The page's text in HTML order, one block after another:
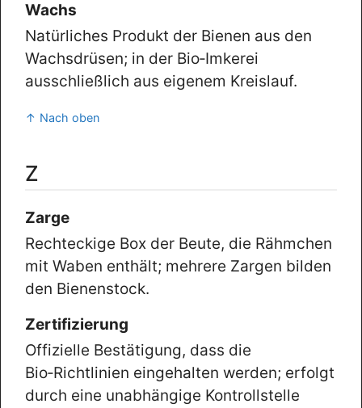
Wachs
Natürliches Produkt der Bienen aus den
Wachsdrüsen; in der Bio‑Imkerei
ausschließlich aus eigenem Kreislauf.
↑ Nach oben
Z
Zarge
Rechteckige Box der Beute, die Rähmchen
mit Waben enthält; mehrere Zargen bilden
den Bienenstock.
Zertifizierung
Offizielle Bestätigung, dass die
Bio‑Richtlinien eingehalten werden; erfolgt
durch eine unabhängige Kontrollstelle